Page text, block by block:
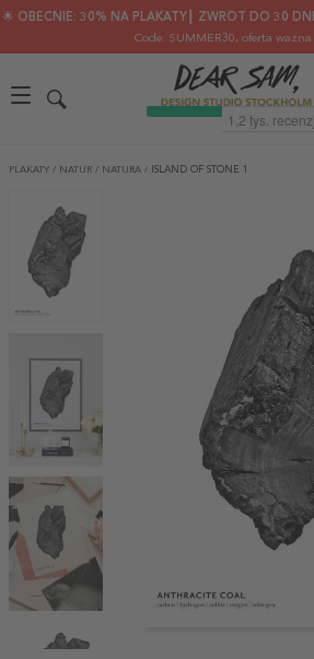
🌟 OBECNIE: 30% NA PLAKATY┃ ZWROT DO 30
Code: SUMMER30, oferta
PLAKATY / NATUR / NATURA / ISLAND OF STONE 1